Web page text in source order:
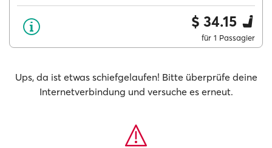
$ 34.15
für 1 Passagier
Ups, da ist etwas schiefgelaufen! Bitte überprüfe deine
Internetverbindung und versuche es erneut.